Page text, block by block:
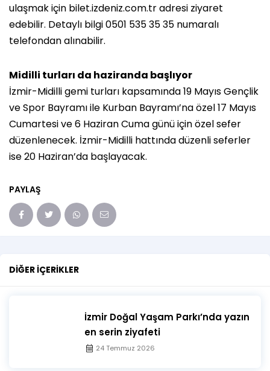
ulaşmak için bilet.izdeniz.com.tr adresi ziyaret
edebilir. Detaylı bilgi 0501 535 35 35 numaralı
telefondan alınabilir.
Midilli turları da haziranda başlıyor
İzmir-Midilli gemi turları kapsamında 19 Mayıs Gençlik
ve Spor Bayramı ile Kurban Bayramı’na özel 17 Mayıs
Cumartesi ve 6 Haziran Cuma günü için özel sefer
düzenlenecek. İzmir-Midilli hattında düzenli seferler
ise 20 Haziran’da başlayacak.
PAYLAŞ
DIĞER İÇERIKLER
İzmir Doğal Yaşam Parkı’nda yazın
en serin ziyafeti
24 Temmuz 2026